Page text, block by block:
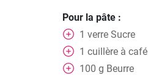
Pour la pâte :
1 verre Sucre
1 cuillère à café
100 g Beurre